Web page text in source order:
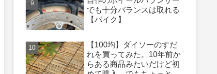
でも十分バランスは取れる
【バイク】
【100均】ダイソーのすだ
れを買ってみた。10年前か
らある商品みたいだけど初